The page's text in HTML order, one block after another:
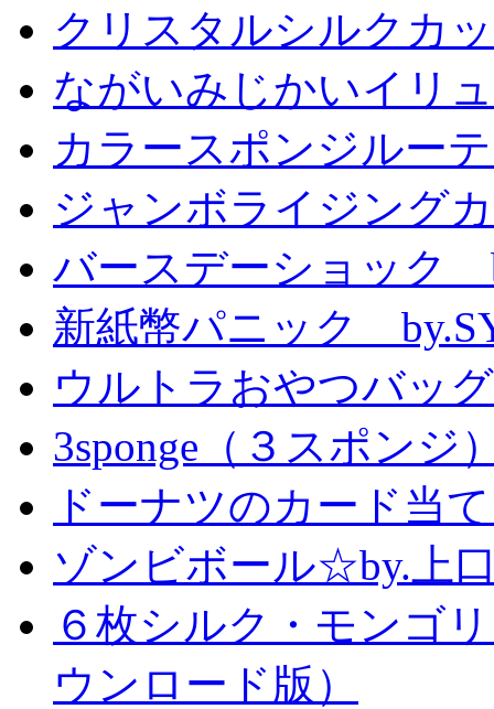
クリスタルシルクカ
ながいみじかいイリ
カラースポンジルー
ジャンボライジング
バースデーショック
新紙幣パニック
ウルトラおやつバッ
3sponge（３スポン
ドーナツのカード当
ゾンビボール☆by.上
６枚シルク・モンゴ
ウンロード版）